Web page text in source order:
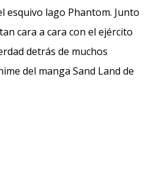
esquivo lago Phantom. Junto
cara a cara con el ejército
detrás de muchos
del manga Sand Land de